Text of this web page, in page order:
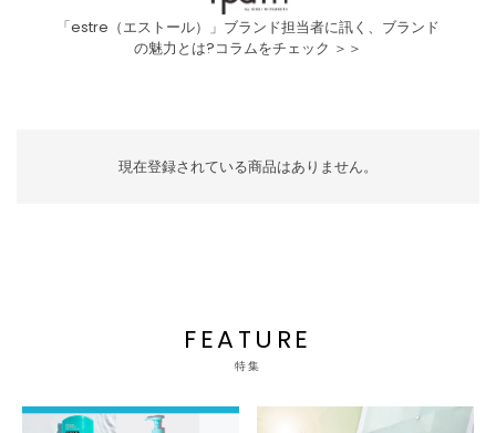
「estre（エストール）」ブランド担当者に訊く、ブランド
の魅力とは?コラムをチェック ＞＞
現在登録されている商品はありません。
FEATURE
特集